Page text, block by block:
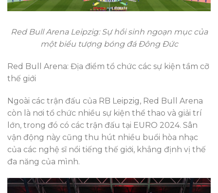
Red Bull Arena Leipzig: Sự hồi sinh ngoạn mục của
một biểu tượng bóng đá Đông Đức
Red Bull Arena: Địa điểm tổ chức các sự kiện tầm cỡ
thế giới
Ngoài các trận đấu của RB Leipzig, Red Bull Arena
còn là nơi tổ chức nhiều sự kiện thể thao và giải trí
lớn, trong đó có các trận đấu tại EURO 2024. Sân
vận động này cũng thu hút nhiều buổi hòa nhạc
của các nghệ sĩ nổi tiếng thế giới, khẳng định vị thế
đa năng của mình.